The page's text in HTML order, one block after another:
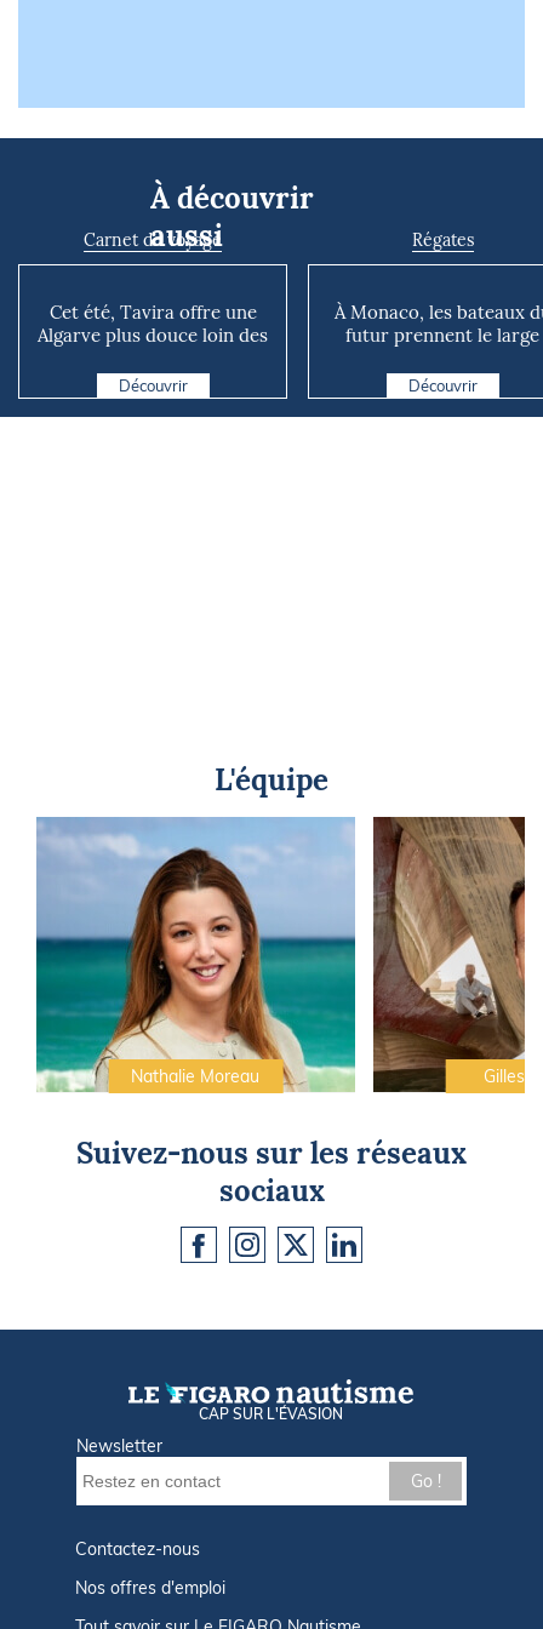
À découvrir
aussi
Carnet de voyage
Cet été, Tavira offre une
Algarve plus douce loin des
Découvrir
Régates
À Monaco, les bateaux
futur prennent le large
Découvrir
L'équipe
Nathalie Moreau Gilles
Suivez-nous sur les réseaux
sociaux
CAP SUR L'ÉVASION
Newsletter
Go !
Contactez-nous
Nos offres d'emploi